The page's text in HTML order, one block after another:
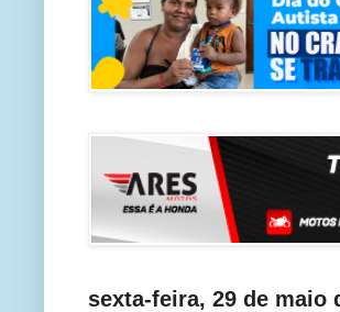
sexta-feira, 29 de maio